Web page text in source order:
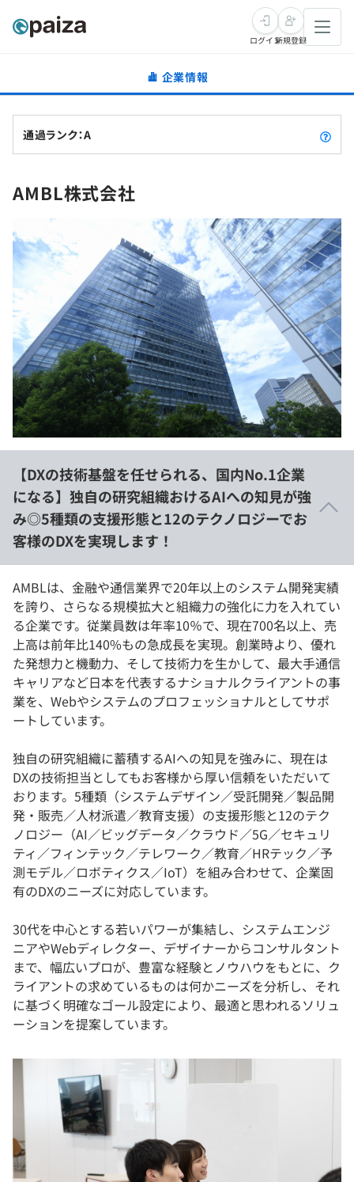
転職成功ガイド
転職エージェント
インタビュー
転職成功ガイド
新卒就活
求人検索
インターン
新卒エージェント
イベント・セミナー
インタビュー
学習
4択課題
ナレッジ
リファレンス
プラン
個人向けプラン
法人向けプラン
契約内容・クーポン
プログラミング言語
SQL
評価結果一覧
再チャレンジ結果一覧
ゲーム・マンガ
メディア
Tech Team Journal
paiza times
note
paizaとは？
ログイン新規登録
企業情報
通過ランク：A
AMBL株式会社
【DXの技術基盤を任せられる、国内No.1企業
になる】独自の研究組織おけるAIへの知見が強
み◎5種類の支援形態と12のテクノロジーでお
客様のDXを実現します！
AMBLは、金融や通信業界で20年以上のシステム開発実績
を誇り、さらなる規模拡大と組織力の強化に力を入れてい
る企業です。従業員数は年率10％で、現在700名以上、売
上高は前年比140%もの急成長を実現。創業時より、優れ
た発想力と機動力、そして技術力を生かして、最大手通信
キャリアなど日本を代表するナショナルクライアントの事
業を、Webやシステムのプロフェッショナルとしてサポ
ートしています。
独自の研究組織に蓄積するAIへの知見を強みに、現在は
DXの技術担当としてもお客様から厚い信頼をいただいて
おります。5種類（システムデザイン／受託開発／製品開
発・販売／人材派遣／教育支援）の支援形態と12のテク
ノロジー（AI／ビッグデータ／クラウド／5G／セキュリ
ティ／フィンテック／テレワーク／教育／HRテック／予
測モデル／ロボティクス／IoT）を組み合わせて、企業固
有のDXのニーズに対応しています。
30代を中心とする若いパワーが集結し、システムエンジ
ニアやWebディレクター、デザイナーからコンサルタント
まで、幅広いプロが、豊富な経験とノウハウをもとに、ク
ライアントの求めているものは何かニーズを分析し、それ
に基づく明確なゴール設定により、最適と思われるソリュ
ーションを提案しています。